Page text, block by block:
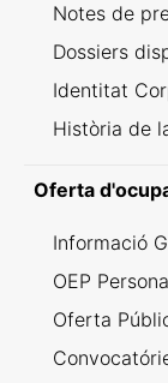
Notes de
Dossiers
Identitat
Història de
Oferta
Informació
OEP
Oferta